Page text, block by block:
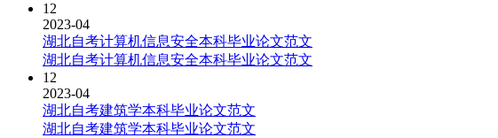
12
2023-04
湖北自考计算机信息安全本科毕业论文范文
湖北自考计算机信息安全本科毕业论文范文
12
2023-04
湖北自考建筑学本科毕业论文范文
湖北自考建筑学本科毕业论文范文